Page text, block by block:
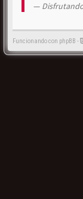
Funcionando con phpBB -